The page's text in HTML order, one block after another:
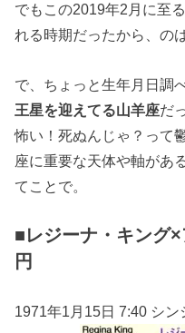
でもこの2019年2月に至
れる時期だったから、の
で、ちょっと生年月日調
王星を迎えてる山羊座だ
怖い！死ぬんじゃ？って
座に重要な天体や軸が
てことで。
■レジーナ・キング
円
1971年1月15日 7:40 シン